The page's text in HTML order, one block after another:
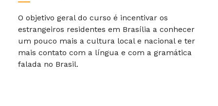
O objetivo geral do curso é incentivar os
estrangeiros residentes em Brasília a conhecer
um pouco mais a cultura local e nacional e ter
mais contato com a língua e com a gramática
falada no Brasil.